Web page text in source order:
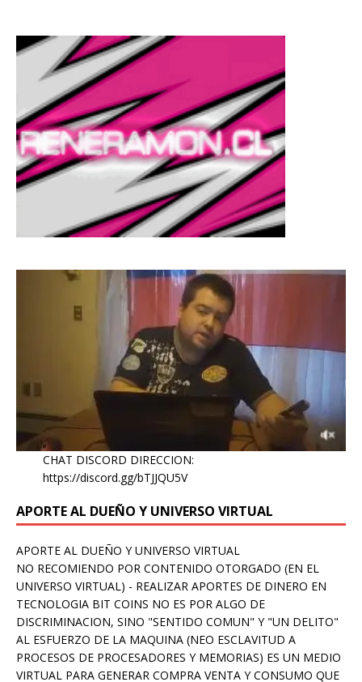
CHAT DISCORD DIRECCION:
https://discord.gg/bTJJQU5V
APORTE AL DUEÑO Y UNIVERSO VIRTUAL
APORTE AL DUEÑO Y UNIVERSO VIRTUAL
NO RECOMIENDO POR CONTENIDO OTORGADO (EN EL
UNIVERSO VIRTUAL) - REALIZAR APORTES DE DINERO EN
TECNOLOGIA BIT COINS NO ES POR ALGO DE
DISCRIMINACION, SINO "SENTIDO COMUN" Y "UN DELITO"
AL ESFUERZO DE LA MAQUINA (NEO ESCLAVITUD A
PROCESOS DE PROCESADORES Y MEMORIAS) ES UN MEDIO
VIRTUAL PARA GENERAR COMPRA VENTA Y CONSUMO QUE